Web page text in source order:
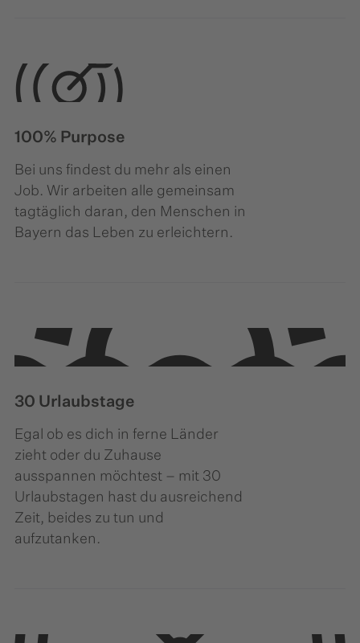
100% Purpose
Bei uns findest du mehr als einen
Job. Wir arbeiten alle gemeinsam
tagtäglich daran, den Menschen in
Bayern das Leben zu erleichtern.
30 Urlaubstage
Egal ob es dich in ferne Länder
zieht oder du Zuhause
ausspannen möchtest – mit 30
Urlaubstagen hast du ausreichend
Zeit, beides zu tun und
aufzutanken.